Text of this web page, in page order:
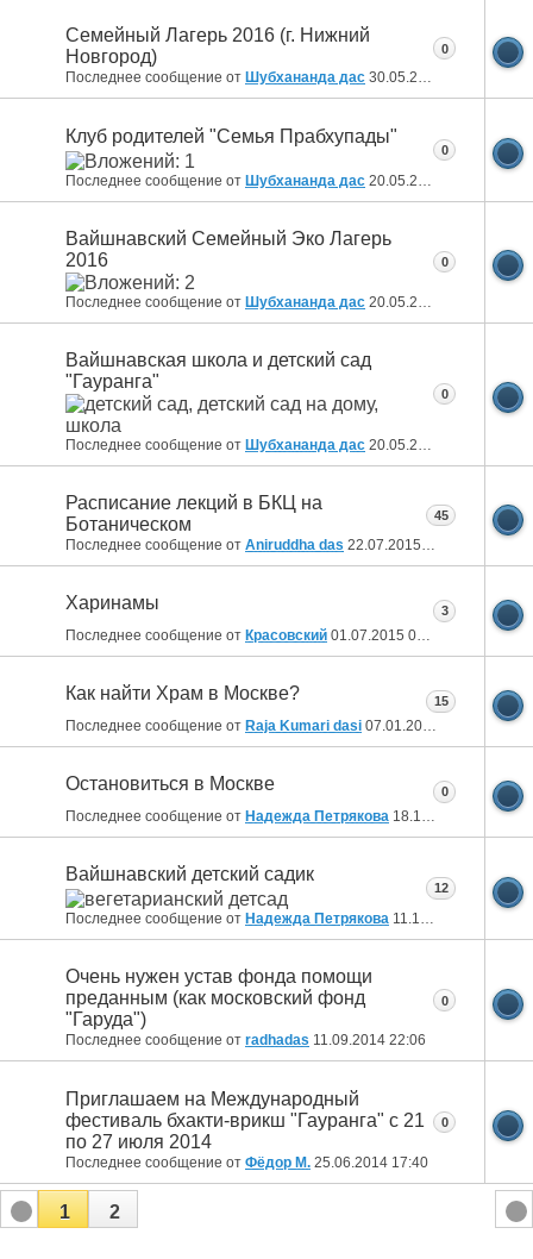
Семейный Лагерь 2016 (г. Нижний
Новгород)
Последнее сообщение от Шубхананда дас 30.05.2016
0
Клуб родителей "Семья Прабхупады"
Последнее сообщение от Шубхананда дас 20.05.2016
0
Вайшнавский Семейный Эко Лагерь
2016
Последнее сообщение от Шубхананда дас 20.05.2016
0
Вайшнавская школа и детский сад
"Гауранга"
Последнее сообщение от Шубхананда дас 20.05.2016
0
Расписание лекций в БКЦ на
Ботаническом
Последнее сообщение от Aniruddha das 22.07.2015 08:55
45
Харинамы
Последнее сообщение от Красовский 01.07.2015 03:27
3
Как найти Храм в Москве?
Последнее сообщение от Raja Kumari dasi 07.01.2015
15
Остановиться в Москве
Последнее сообщение от Надежда Петрякова 18.12.2014 00:56
0
Вайшнавский детский садик
Последнее сообщение от Надежда Петрякова 11.12.2014
12
Очень нужен устав фонда помощи
преданным (как московский фонд
"Гаруда")
Последнее сообщение от radhadas 11.09.2014 22:06
0
Приглашаем на Международный
фестиваль бхакти-врикш "Гауранга" с 21
по 27 июля 2014
Последнее сообщение от Фёдор М. 25.06.2014 17:40
0
1 2